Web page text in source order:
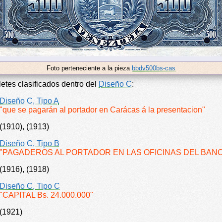
Foto perteneciente a la pieza bbdv500bs-cas
clasificados dentro del Diseño C:
Diseño C, Tipo A
"que se pagarán al portador en Carácas á la presentacion"
(1910), (1913)
Diseño C, Tipo B
"PAGADEROS AL PORTADOR EN LAS OFICINAS DEL
(1916), (1918)
Diseño C, Tipo C
"CAPITAL Bs. 24.000.000"
(1921)